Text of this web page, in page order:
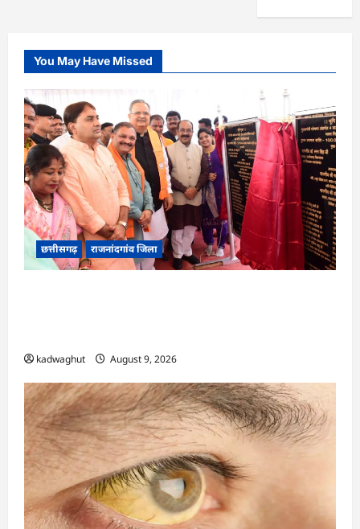
You May Have Missed
छत्तीसगढ़ राजनांदगांव जिला
kadwaghut August 9, 2026